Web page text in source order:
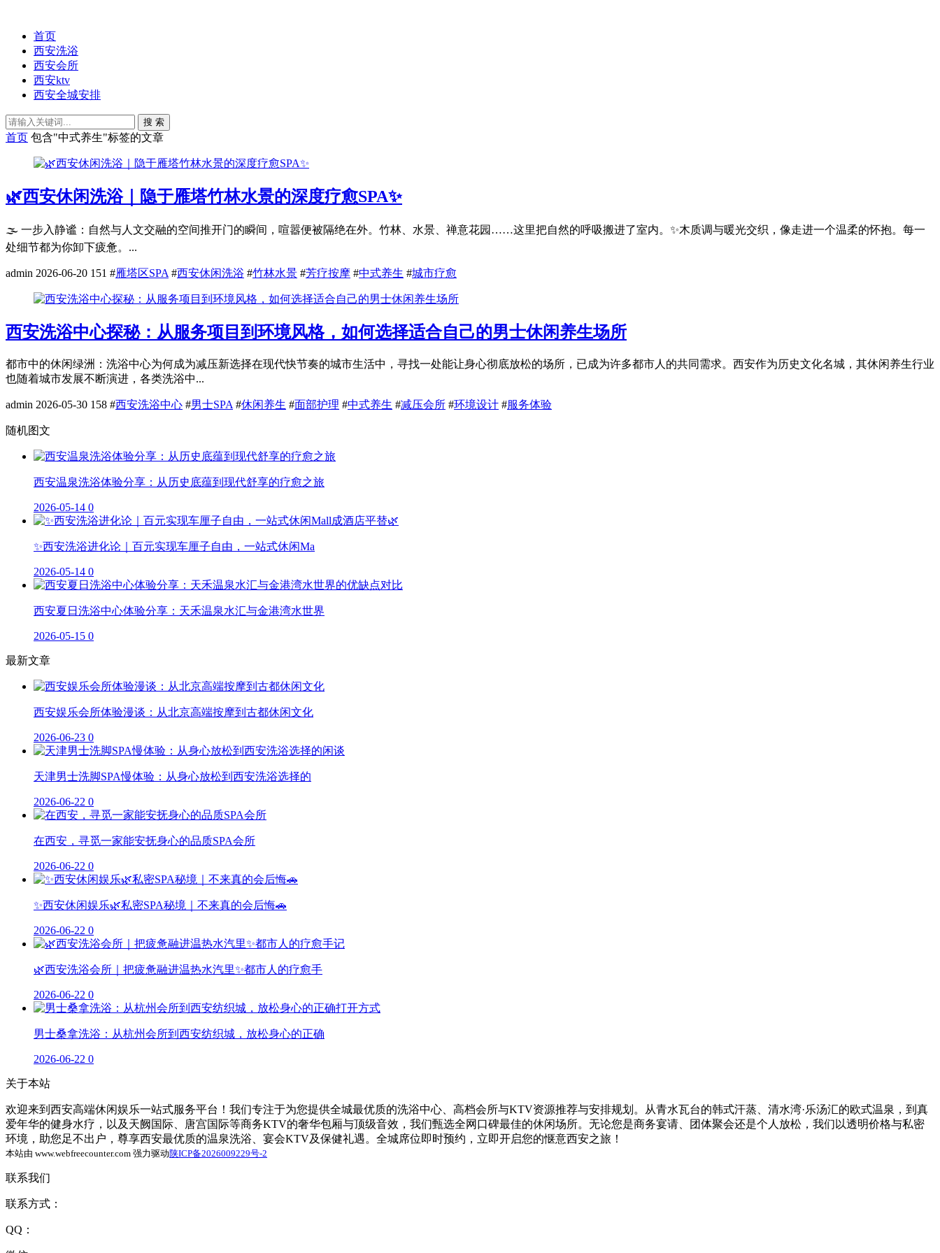
首页
西安洗浴
西安会所
西安ktv
西安全城安排
搜 索
首页 包含"中式养生"标签的文章
🌿西安休闲洗浴｜隐于雁塔竹林水景的深度疗愈SPA✨
🌫️ 一步入静谧：自然与人文交融的空间推开门的瞬间，喧嚣便被隔绝在外。竹林、水景、禅意花园……这里把自然的呼吸搬进了室内。✨木质调与暖光交织，像走进一个温柔的怀抱。每一
处细节都为你卸下疲惫。...
admin 2026-06-20 151 #雁塔区SPA #西安休闲洗浴 #竹林水景 #芳疗按摩 #中式养生 #城市疗愈
西安洗浴中心探秘：从服务项目到环境风格，如何选择适合自己的男士休闲养生场所
都市中的休闲绿洲：洗浴中心为何成为减压新选择在现代快节奏的城市生活中，寻找一处能让身心彻底放松的场所，已成为许多都市人的共同需求。西安作为历史文化名城，其休闲养生行业
也随着城市发展不断演进，各类洗浴中...
admin 2026-05-30 158 #西安洗浴中心 #男士SPA #休闲养生 #面部护理 #中式养生 #减压会所 #环境设计 #服务体验
随机图文
西安温泉洗浴体验分享：从历史底蕴到现代舒享的疗愈之旅
2026-05-14 0
✨西安洗浴进化论｜百元实现车厘子自由，一站式休闲Ma
2026-05-14 0
西安夏日洗浴中心体验分享：天禾温泉水汇与金港湾水世界
2026-05-15 0
最新文章
西安娱乐会所体验漫谈：从北京高端按摩到古都休闲文化
2026-06-23 0
天津男士洗脚SPA慢体验：从身心放松到西安洗浴选择的
2026-06-22 0
在西安，寻觅一家能安抚身心的品质SPA会所
2026-06-22 0
✨西安休闲娱乐🌿私密SPA秘境｜不来真的会后悔🚗
2026-06-22 0
🌿西安洗浴会所｜把疲惫融进温热水汽里✨都市人的疗愈手
2026-06-22 0
男士桑拿洗浴：从杭州会所到西安纺织城，放松身心的正确
2026-06-22 0
关于本站
欢迎来到西安高端休闲娱乐一站式服务平台！我们专注于为您提供全城最优质的洗浴中心、高档会所与KTV资源推荐与安排规划。从青水瓦台的韩式汗蒸、清水湾·乐汤汇的欧式温泉，到真
爱年华的健身水疗，以及天阙国际、唐宫国际等商务KTV的奢华包厢与顶级音效，我们甄选全网口碑最佳的休闲场所。无论您是商务宴请、团体聚会还是个人放松，我们以透明价格与私密
环境，助您足不出户，尊享西安最优质的温泉洗浴、宴会KTV及保健礼遇。全城席位即时预约，立即开启您的惬意西安之旅！
本站由 www.webfreecounter.com 强力驱动陕ICP备2026009229号-2
联系我们
联系方式：
QQ：